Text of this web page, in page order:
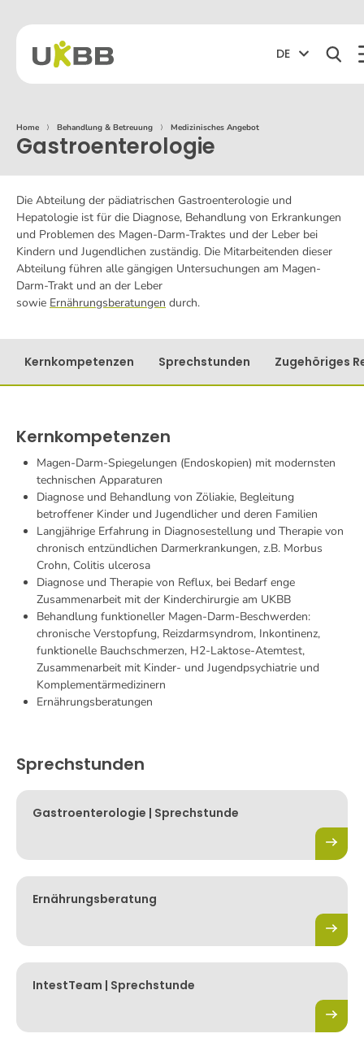
DE
Home ⟩ Behandlung & Betreuung ⟩ Medizinisches Angebot
Gastroenterologie
Die Abteilung der pädiatrischen Gastroenterologie und
Hepatologie ist für die Diagnose, Behandlung von Erkrankungen
und Problemen des Magen-Darm-Traktes und der Leber bei
Kindern und Jugendlichen zuständig. Die Mitarbeitenden dieser
Abteilung führen alle gängigen Untersuchungen am Magen-
Darm-Trakt und an der Leber
sowie Ernährungsberatungen durch.
Kernkompetenzen
Magen-Darm-Spiegelungen (Endoskopien) mit modernsten
technischen Apparaturen
Diagnose und Behandlung von Zöliakie, Begleitung
betroffener Kinder und Jugendlicher und deren Familien
Langjährige Erfahrung in Diagnosestellung und Therapie von
chronisch entzündlichen Darmerkrankungen, z.B. Morbus
Crohn, Colitis ulcerosa
Diagnose und Therapie von Reflux, bei Bedarf enge
Zusammenarbeit mit der Kinderchirurgie am UKBB
Behandlung funktioneller Magen-Darm-Beschwerden:
chronische Verstopfung, Reizdarmsyndrom, Inkontinenz,
funktionelle Bauchschmerzen, H2-Laktose-Atemtest,
Zusammenarbeit mit Kinder- und Jugendpsychiatrie und
Komplementärmedizinern
Ernährungsberatungen
Sprechstunden
Gastroenterologie | Sprechstunde
Ernährungsberatung
IntestTeam | Sprechstunde
Kernkompetenzen Sprechstunden Zugehöriges